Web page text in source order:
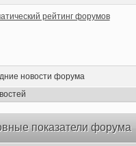
новости форума
показатели форума